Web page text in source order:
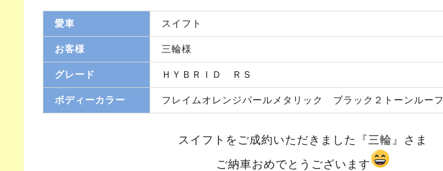
愛車 スイフト
お客様 三輪様
グレード ＨＹＢＲＩＤ ＲＳ
ボディーカラー フレイムオレンジパールメタリック ブラック２トーンルーフ
スイフトをご成約いただきました『三輪』さま
ご納車おめでとうございます